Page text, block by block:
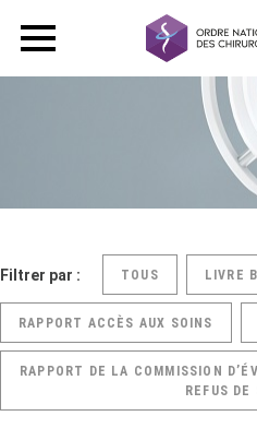
Filtrer par : TOUS LIVRE
RAPPORT ACCÈS AUX SOINS
RAPPORT DE LA COMMISSION
REFUS DE